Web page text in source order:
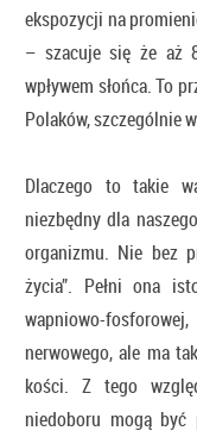
ekspozycji na
– szacuje się że aż
wpływem słońca. To
Polaków, szczególnie
Dlaczego to takie
niezbędny dla
organizmu. Nie bez
życia”. Pełni ona
wapniowo-
nerwowego, ale ma
kości. Z tego
niedoboru mogą być